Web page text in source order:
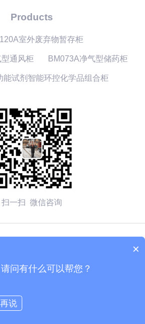
Products
室外废弃物暂存柜
通风柜 BM073A净气型储药柜
能试剂智能环控化学品组合柜
扫一扫 微信咨询
仪器网管理登陆 sitemap.xml
32020502002137号
×
问有什么可以帮您？
说